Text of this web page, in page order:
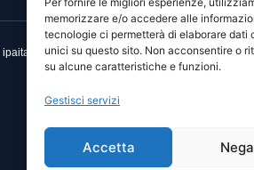
memorizzare e/o accedere alle
tecnologie ci permetterà di elaborare dati
unici su questo sito. Non acconsentire o
su alcune caratteristiche e funzioni.
Gestisci servizi
Accetta Nega
italia.it –Powered byMimosa Blu